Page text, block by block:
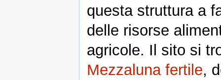
questa struttura a
delle risorse
agricole. Il sito si
Mezzaluna fertile,